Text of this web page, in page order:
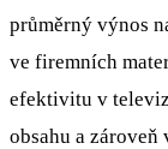
průměrný výnos
ve firemních
efektivitu v
obsahu a